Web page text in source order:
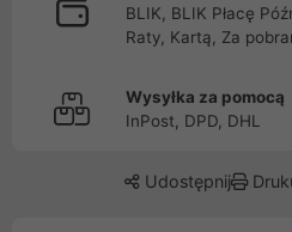
BLIK, BLIK Płacę
Raty, Kartą, Za
Wysyłka za pomocą
InPost, DPD, DHL
Udostępnij